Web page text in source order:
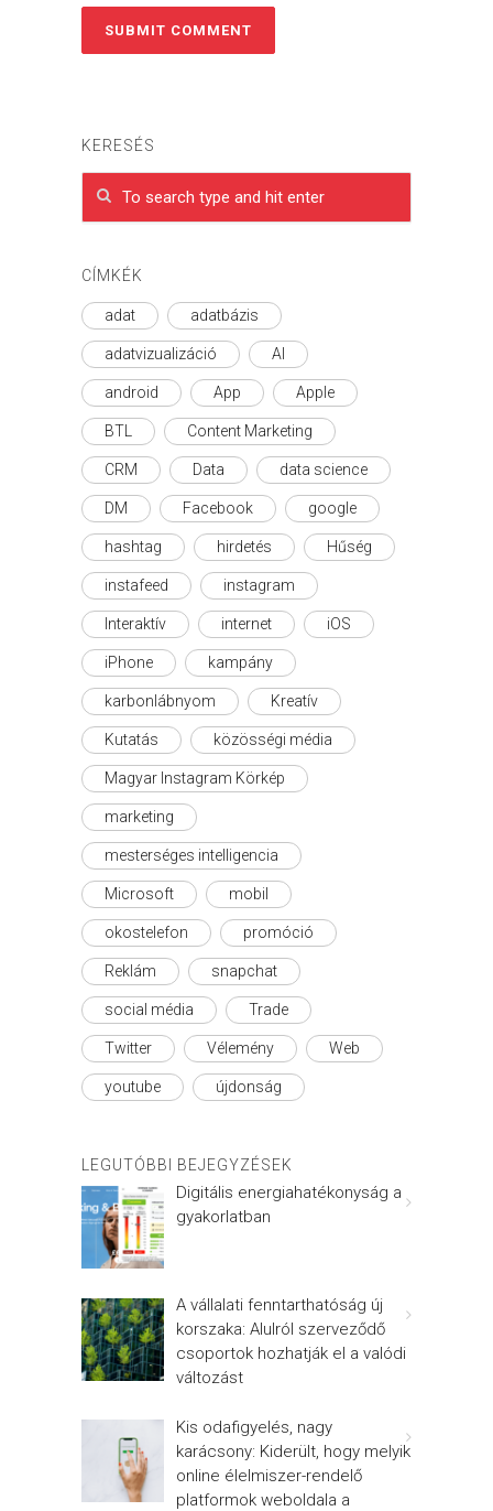
KERESÉS
CÍMKÉK
adat adatbázis
adatvizualizáció AI
android App Apple
BTL Content Marketing
CRM Data data science
DM Facebook google
hashtag hirdetés Hűség
instafeed instagram
Interaktív internet iOS
iPhone kampány
karbonlábnyom Kreatív
Kutatás közösségi média
Magyar Instagram Körkép
marketing
mesterséges intelligencia
Microsoft mobil
okostelefon promóció
Reklám snapchat
social média Trade
Twitter Vélemény Web
youtube újdonság
LEGUTÓBBI BEJEGYZÉSEK
Digitális energiahatékonyság a
gyakorlatban
A vállalati fenntarthatóság új
korszaka: Alulról szerveződő
csoportok hozhatják el a valódi
változást
Kis odafigyelés, nagy
karácsony: Kiderült, hogy melyik
online élelmiszer-rendelő
platformok weboldala a